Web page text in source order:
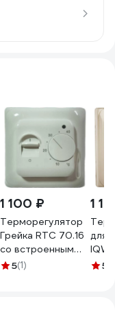
1 100 ₽
Терморегулятор
Грейка RTC 70.16
со встроенным
датчиком воздуха
5(1)
1
для
BT5